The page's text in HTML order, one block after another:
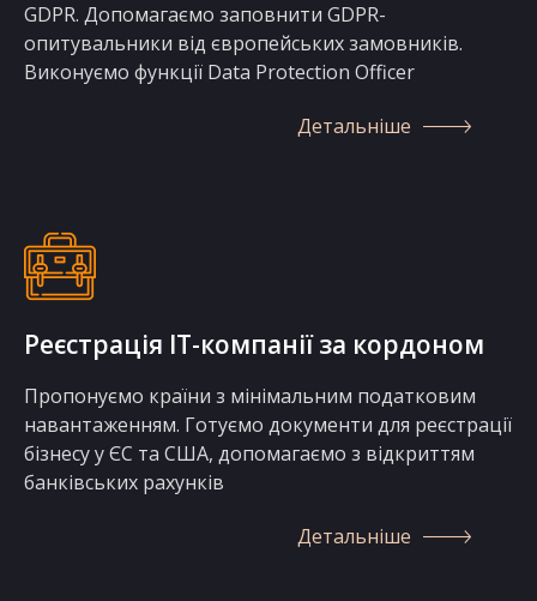
GDPR. Допомагаємо заповнити GDPR-
опитувальники від європейських замовників.
Виконуємо функції Data Protection Officer
Детальніше
Реєстрація IT-компанії за кордоном
Пропонуємо країни з мінімальним податковим
навантаженням. Готуємо документи для реєстрації
бізнесу у ЄС та США, допомагаємо з відкриттям
банківських рахунків
Детальніше